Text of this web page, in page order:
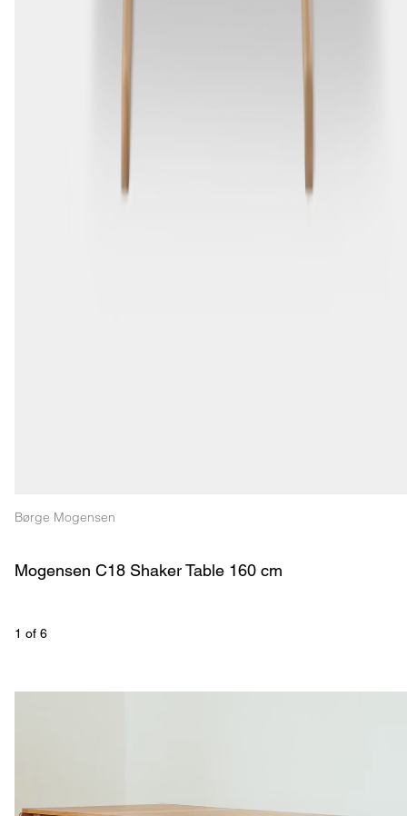
Børge Mogensen
Mogensen C18 Shaker Table 160 cm
1 of 6